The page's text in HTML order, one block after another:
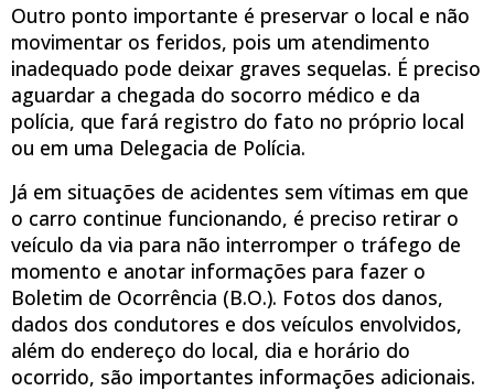
Outro ponto importante é preservar o local e não
movimentar os feridos, pois um atendimento
inadequado pode deixar graves sequelas. É preciso
aguardar a chegada do socorro médico e da
polícia, que fará registro do fato no próprio local
ou em uma Delegacia de Polícia.
Já em situações de acidentes sem vítimas em que
o carro continue funcionando, é preciso retirar o
veículo da via para não interromper o tráfego de
momento e anotar informações para fazer o
Boletim de Ocorrência (B.O.). Fotos dos danos,
dados dos condutores e dos veículos envolvidos,
além do endereço do local, dia e horário do
ocorrido, são importantes informações adicionais.